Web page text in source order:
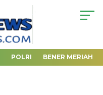
POLRI BENER MERIAH